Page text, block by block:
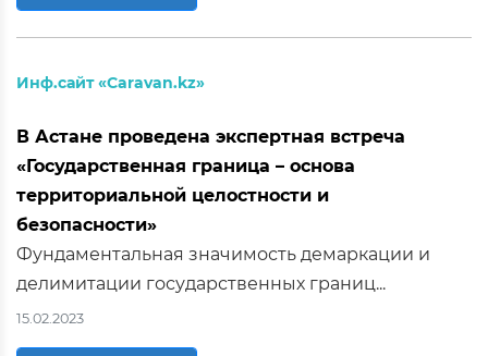
Инф.сайт «Caravan.kz»
В Астане проведена экспертная встреча
«Государственная граница – основа
территориальной целостности и
безопасности»
Фундаментальная значимость демаркации и
делимитации государственных границ...
15.02.2023